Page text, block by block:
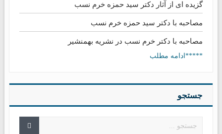
گزیده ای از آثار دکتر سید حمزه خرم نسب
مصاحبه با دکتر سید حمزه خرم نسب
مصاحبه با دکتر خرم نسب در نشریه بهمنشیر
*****ادامه مطلب
جستجو